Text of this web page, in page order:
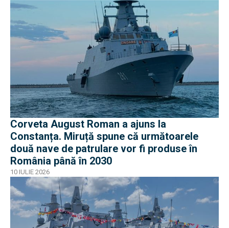
Corveta August Roman a ajuns la
Constanța. Miruță spune că următoarele
două nave de patrulare vor fi produse în
România până în 2030
10 IULIE 2026